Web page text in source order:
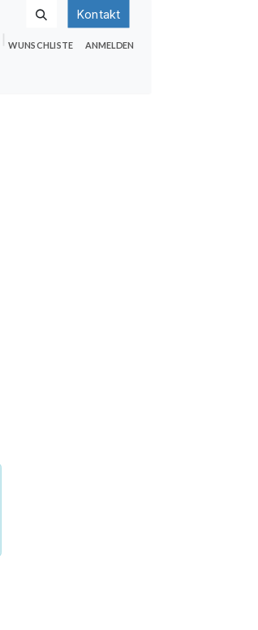
Kontakt
WUNSCHLISTE ANMELDEN